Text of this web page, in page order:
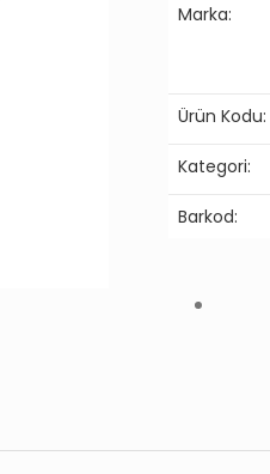
Marka:
Ürün Kodu:
Kategori:
Barkod: